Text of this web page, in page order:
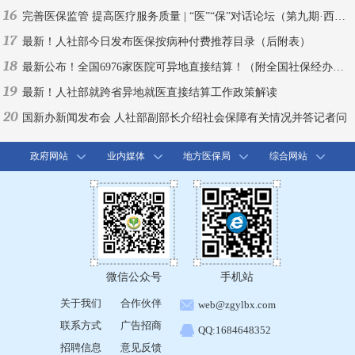
16 完善医保监管 提高医疗服务质量 | “医”“保”对话论坛（第九期·西安）
17 最新！人社部今日发布医保按病种付费推荐目录（后附表）
18 最新公布！全国6976家医院可异地直接结算！（附全国社保经办机构联系方式）
19 最新！人社部就跨省异地就医直接结算工作政策解读
20 国新办新闻发布会 人社部副部长介绍社会保障有关情况并答记者问
政府网站 业内媒体 地方医保局 综合网站
微信公众号 手机站
关于我们
联系方式
招聘信息
合作伙伴
广告招商
意见反馈
web@zgylbx.com
QQ:1684648352